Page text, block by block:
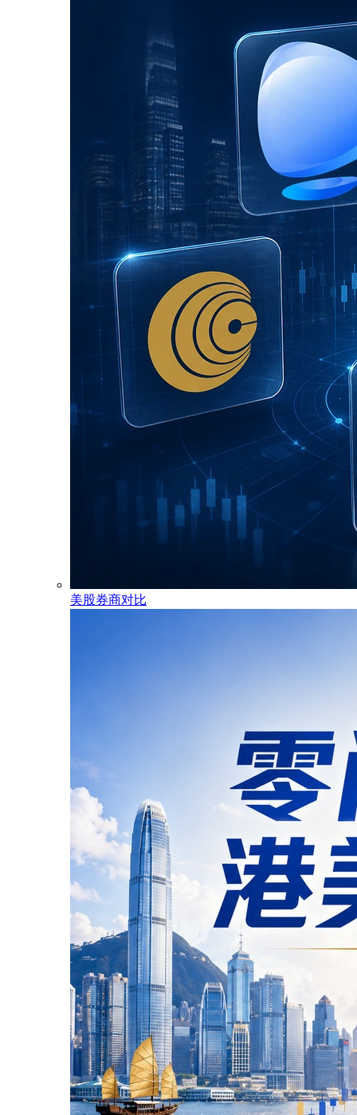
美股券商对比